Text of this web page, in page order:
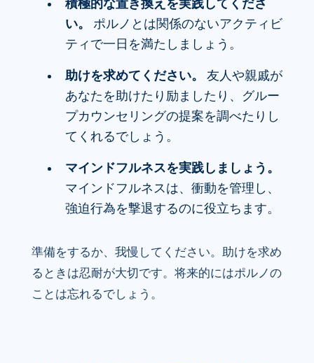
積極的な置き換えを実践してくださ
い。 ポルノとは関係のないアクティビ
ティで一日を満たしましょう。
助けを求めてください。
友人や親戚が
あなたを助けたり励ましたり、グルー
プカウンセリングの提案を調べたりし
てくれるでしょう。
マインドフルネスを実践しましょう。
マインドフルネスは、衝動を管理し、
強迫行為を撃退するのに役立ちます。
準備をするか、我慢してください。助けを求め
るときは忍耐が大切です。将来的にはポルノの
ことは忘れるでしょう。